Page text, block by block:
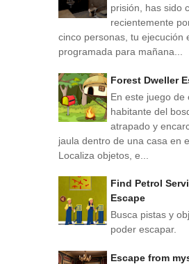
prisión, has sido
recientemente
cinco personas, tu ejecución
programada para mañana...
Forest Dweller
En este juego de
habitante del
atrapado y
jaula dentro de una casa en
Localiza objetos, e...
Find Petrol
Escape
Busca pistas y
poder escapar.
Escape from